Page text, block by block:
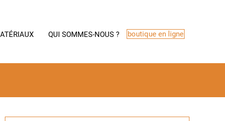
QUI SOMMES-NOUS ? boutique en ligne